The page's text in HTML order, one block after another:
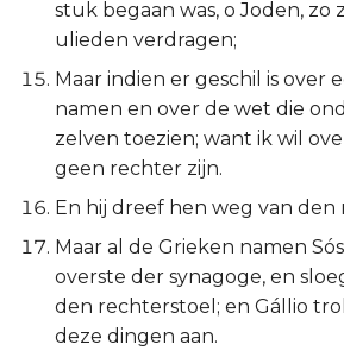
Daniël
Joël
Amos
Obadja
Jona
stuk begaan was, o Joden, zo
ulieden verdragen;
Maar indien er geschil is over
namen en over de wet die
zelven toezien; want ik wil
geen rechter zijn.
En hij dreef hen weg van den
Maar al de Grieken namen
overste der synagoge, en
den rechterstoel; en Gállio
deze dingen aan.